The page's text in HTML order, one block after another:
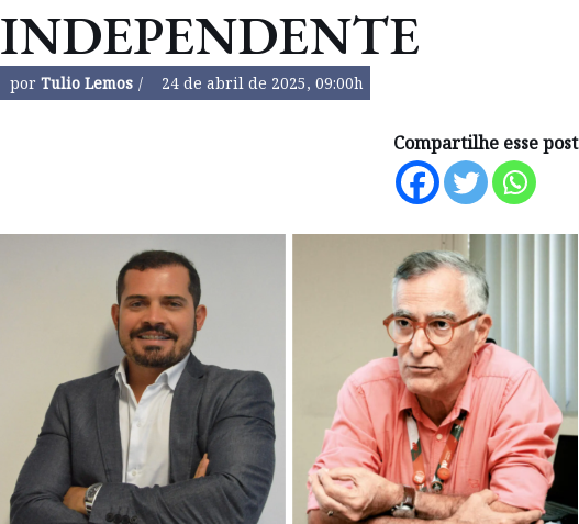
INDEPENDENTE
por Tulio Lemos 24 de abril de 2025, 09:00h
Compartilhe esse post